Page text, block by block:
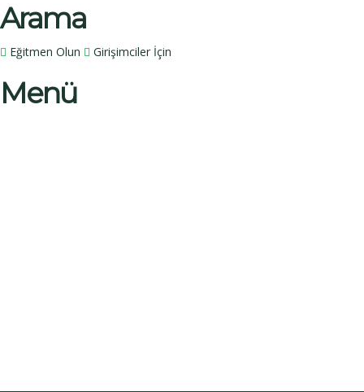
Arama
Eğitmen Olun Girişimciler İçin
Menü